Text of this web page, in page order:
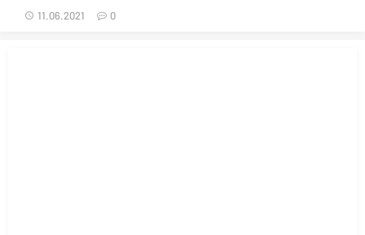
11.06.2021 0